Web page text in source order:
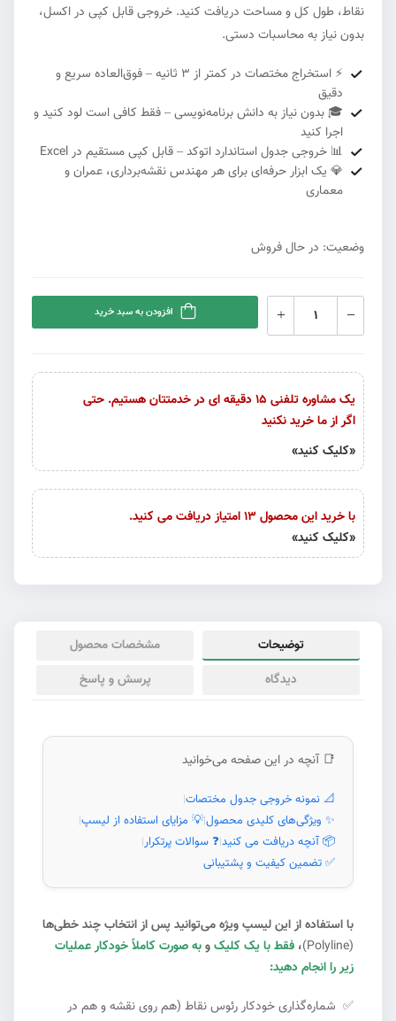
نقاط، طول کل و مساحت دریافت کنید. خروجی قابل کپی در اکسل،
بدون نیاز به محاسبات دستی.
⚡ استخراج مختصات در کمتر از ۳ ثانیه – فوق‌العاده سریع و
دقیق
🎓 بدون نیاز به دانش برنامه‌نویسی – فقط کافی است لود کنید و
اجرا کنید
📊 خروجی جدول استاندارد اتوکد – قابل کپی مستقیم در Excel
💎 یک ابزار حرفه‌ای برای هر مهندس نقشه‌برداری، عمران و
معماری
وضعیت: در حال فروش
افزودن به سبد خرید
یک مشاوره تلفنی 15 دقیقه ای در خدمتتان هستیم. حتی
اگر از ما خرید نکنید
«کلیک کنید»
با خرید این محصول 13 امتیاز دریافت می کنید.
«کلیک کنید»
توضیحات
مشخصات محصول
دیدگاه
پرسش و پاسخ
📑 آنچه در این صفحه می‌خوانید
📐 نمونه خروجی جدول مختصات|
✨ ویژگی‌های کلیدی محصول|💡 مزایای استفاده از لیسپ|
📦 آنچه دریافت می کنید|❓ سوالات پرتکرار|
✅ تضمین کیفیت و پشتیبانی
با استفاده از این لیسپ ویژه می‌توانید پس از انتخاب چند خطی‌ها
(Polyline)
، فقط با یک کلیکوبه صورت کاملاً خودکار عملیات
زیر را انجام دهید:
✅ شماره‌گذاری خودکار رئوس نقاط (هم روی نقشه و هم در